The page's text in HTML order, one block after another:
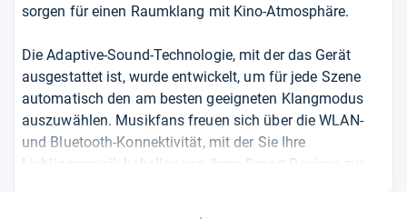
sorgen für einen Raumklang mit Kino-Atmosphäre.
Die Adaptive-Sound-Technologie, mit der das Gerät
ausgestattet ist, wurde entwickelt, um für jede Szene
automatisch den am besten geeigneten Klangmodus
auszuwählen. Musikfans freuen sich über die WLAN-
und Bluetooth-Konnektivität, mit der Sie Ihre
Lieblingsmusik kabellos von Ihren Smart Devices zur